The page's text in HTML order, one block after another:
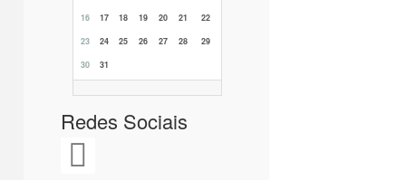
16
17 18 19 20 21
22
23
24 25 26 27 28
29
30
31
Redes Sociais